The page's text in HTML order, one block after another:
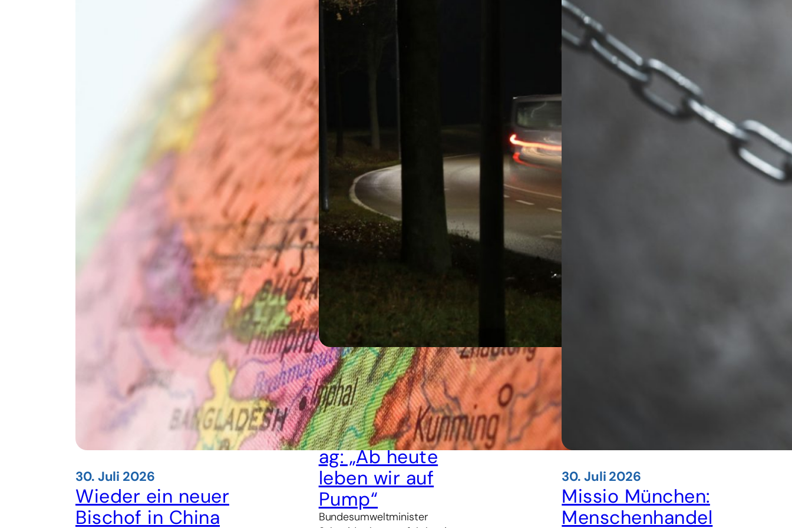
30. Juli 2026
Wieder ein neuer
Bischof in China
30. Juli 2026
Umweltminister
zum
Erdüberlastungst
ag: „Ab heute
leben wir auf
Pump“
Bundesumweltminister
30. Juli 2026
Missio München:
Menschenhandel